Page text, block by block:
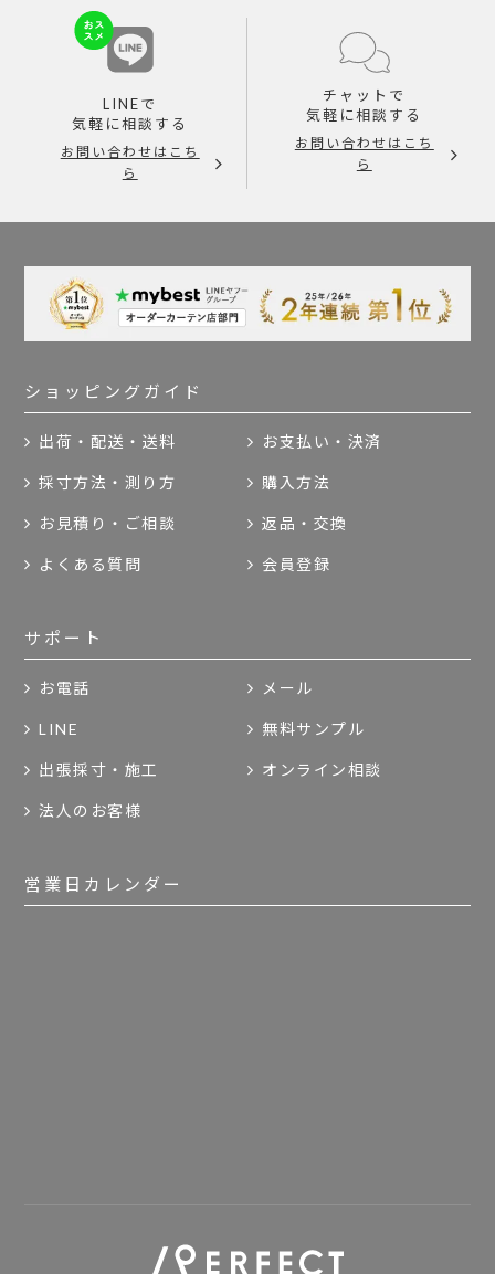
LINEで
気軽に相談する
お問い合わせはこち
ら
チャットで
気軽に相談する
お問い合わせはこち
ら
ショッピングガイド
出荷・配送・送料 お支払い・決済
採寸方法・測り方 購入方法
お見積り・ご相談 返品・交換
よくある質問 会員登録
サポート
お電話 メール
LINE 無料サンプル
出張採寸・施工 オンライン相談
法人のお客様
営業日カレンダー